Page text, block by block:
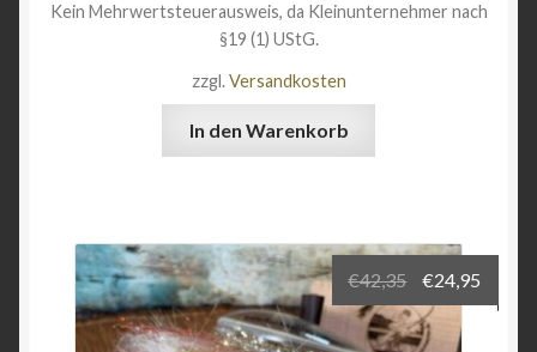
Kein Mehrwertsteuerausweis, da Kleinunternehmer nach
§19 (1) UStG.
zzgl.Versandkosten
In den Warenkorb
€42,35
Preis
war:
€24,95
Preis